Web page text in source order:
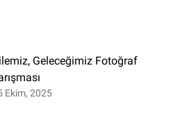
Geleceğimiz Fotoğraf
Ekim, 2025